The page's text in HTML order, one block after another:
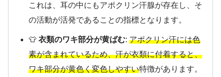
これは、耳の中にもアポクリン汗腺が存在し、そ
の活動が活発であることの指標となります。
👕 衣類のワキ部分が黄ばむ: アポクリン汗には色
素が含まれているため、汗が衣類に付着すると、
ワキ部分が黄色く変色しやすい特徴があります。